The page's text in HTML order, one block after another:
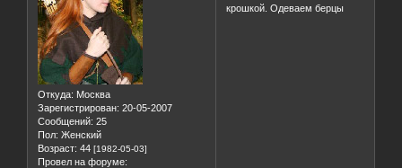
Откуда: Москва
Зарегистрирован: 20-05-2007
Сообщений: 25
Пол: Женский
Возраст: 44 [1982-05-03]
Провел на форуме:
крошкой. Одеваем берцы